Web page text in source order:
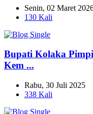
Senin, 02 Maret
130 Kali
Bupati Kolaka
Kem ...
Rabu, 30 Juli 2025
338 Kali